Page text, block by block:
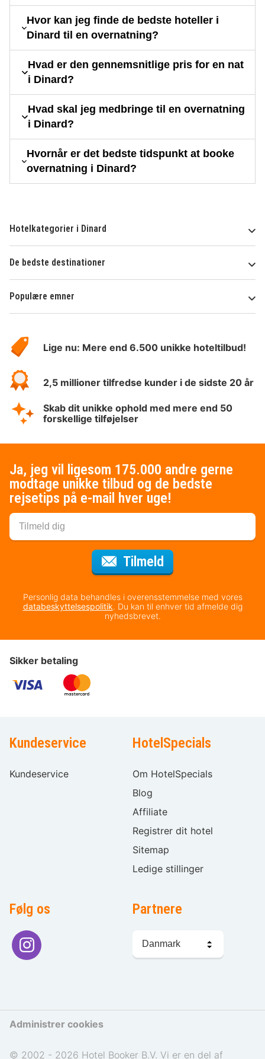
Hvor kan jeg finde de bedste hoteller i
Dinard til en overnatning?
Hvad er den gennemsnitlige pris for en nat
i Dinard?
Hvad skal jeg medbringe til en overnatning
i Dinard?
Hvornår er det bedste tidspunkt at booke
overnatning i Dinard?
Hotelkategorier i Dinard
De bedste destinationer
Populære emner
HotelSpecials
Lige nu: Mere end 6.500 unikke hoteltilbud!
2,5 millioner tilfredse kunder i de sidste 20 år
Skab dit unikke ophold med mere end 50
forskellige tilføjelser
Ja, jeg vil ligesom 175.000 andre gerne
modtage unikke tilbud og de bedste
rejsetips på e-mail hver uge!
Tilmeld
Personlig data behandles i overensstemmelse med vores
databeskyttelsespolitik. Du kan til enhver tid afmelde dig
nyhedsbrevet.
Sikker betaling
Kundeservice
Kundeservice
HotelSpecials
Om HotelSpecials
Blog
Affiliate
Registrer dit hotel
Sitemap
Ledige stillinger
Følg os Partnere
Administrer cookies
© 2002 - 2026 Hotel Booker B.V. Vi er en del af